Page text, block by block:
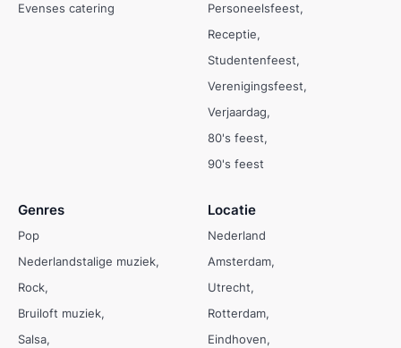
Evenses catering
Personeelsfeest
Receptie
Studentenfeest
Verenigingsfeest
Verjaardag
80's feest
90's feest
Genres
Pop
Nederlandstalige muziek
Rock
Bruiloft muziek
Salsa
Locatie
Nederland
Amsterdam
Utrecht
Rotterdam
Eindhoven